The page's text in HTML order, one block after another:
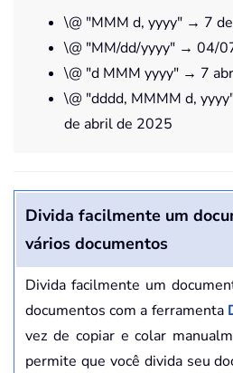
\@ "MMM d, yyyy" → 7
\@ "MM/dd/yyyy" → 04/
\@ "d MMM yyyy" → 7
\@ "dddd, MMMM d,
de abril de 2025
Divida facilmente um
vários documentos
Divida facilmente um
documentos com a ferramenta
vez de copiar e colar
permite que você divida seu